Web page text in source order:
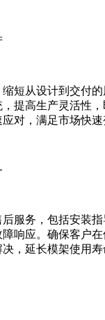
短从设计到交付
提高生产灵活性
对，满足市场快速
服务，包括安装
响应。确保客户
，延长模架使用